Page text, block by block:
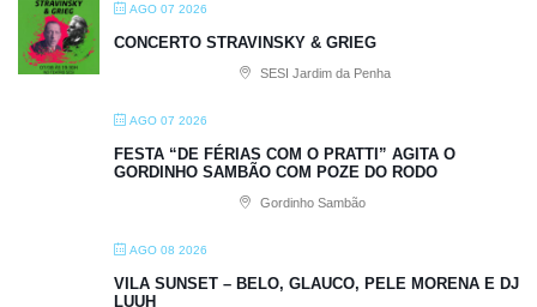
AGO 07 2026
CONCERTO STRAVINSKY & GRIEG
SESI Jardim da Penha
AGO 07 2026
FESTA “DE FÉRIAS COM O PRATTI” AGITA O
GORDINHO SAMBÃO COM POZE DO RODO
Gordinho Sambão
AGO 08 2026
VILA SUNSET – BELO, GLAUCO, PELE MORENA E DJ
LUUH